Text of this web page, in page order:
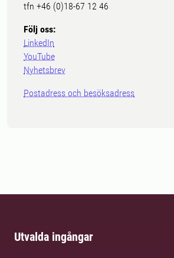
tfn +46 (0)18-67 12 46
Följ oss:
LinkedIn
YouTube
Nyhetsbrev
Postadress och besöksadress
Utvalda ingångar